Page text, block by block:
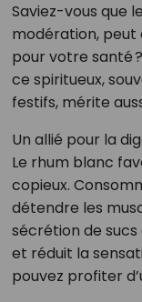
Saviez-vous que
modération,
pour votre santé
ce spiritueux,
festifs, mérite
Un allié pour la
Le rhum blanc
copieux.
détendre les
sécrétion de
et réduit la
pouvez profiter